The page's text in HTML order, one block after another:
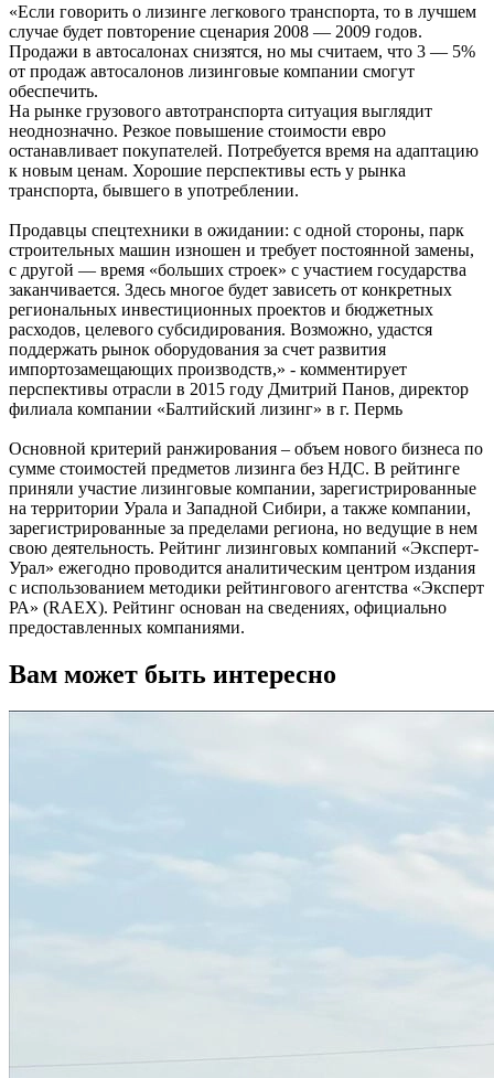
«Если говорить о лизинге легкового транспорта, то в лучшем
случае будет повторение сценария 2008 — 2009 годов.
Продажи в автосалонах снизятся, но мы считаем, что 3 — 5%
от продаж автосалонов лизинговые компании смогут
обеспечить.
На рынке грузового автотранспорта ситуация выглядит
неоднозначно. Резкое повышение стоимости евро
останавливает покупателей. Потребуется время на адаптацию
к новым ценам. Хорошие перспективы есть у рынка
транспорта, бывшего в употреблении.
Продавцы спецтехники в ожидании: с одной стороны, парк
строительных машин изношен и требует постоянной замены,
с другой — время «больших строек» с участием государства
заканчивается. Здесь многое будет зависеть от конкретных
региональных инвестиционных проектов и бюджетных
расходов, целевого субсидирования. Возможно, удастся
поддержать рынок оборудования за счет развития
импортозамещающих производств,» - комментирует
перспективы отрасли в 2015 году Дмитрий Панов, директор
филиала компании «Балтийский лизинг» в г. Пермь
Основной критерий ранжирования – объем нового бизнеса по
сумме стоимостей предметов лизинга без НДС. В рейтинге
приняли участие лизинговые компании, зарегистрированные
на территории Урала и Западной Сибири, а также компании,
зарегистрированные за пределами региона, но ведущие в нем
свою деятельность. Рейтинг лизинговых компаний «Эксперт-
Урал» ежегодно проводится аналитическим центром издания
с использованием методики рейтингового агентства «Эксперт
РА» (RAEX). Рейтинг основан на сведениях, официально
предоставленных компаниями.
Вам может быть интересно